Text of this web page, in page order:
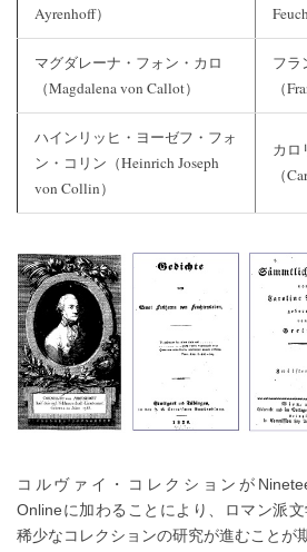
Ayrenhoff）
マグダレーナ・フォン・カロ
（Magdalena von Callot）
フラ
（
ハインリッヒ・ヨーゼフ・フォ
ン・コリン（Heinrich Joseph
von Collin）
カロ
（
コルヴァイ・コレクションが
Onlineに加わることにより、ロマン派
稀少なコレクションの研究が進むことが